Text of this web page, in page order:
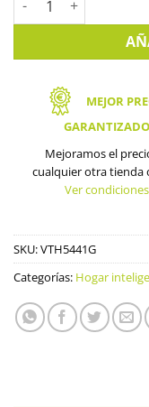
MEJOR
GARANTIZADO
Mejoramos el
cualquier otra tienda
Ver condiciones
SKU:VTH5441G
Categorías: Hogar